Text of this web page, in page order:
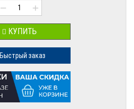
− +
КУПИТЬ
Быстрый заказ